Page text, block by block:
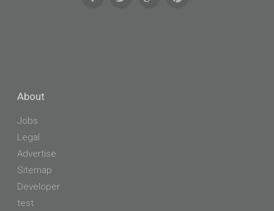
About
Jobs
Legal
Advertise
Sitemap
Developer
test